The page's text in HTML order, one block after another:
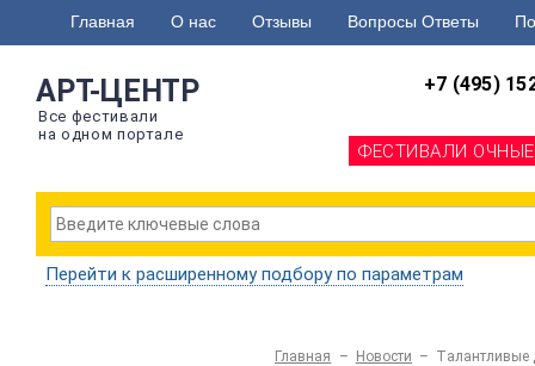
Главная О нас Отзывы Вопросы Ответы
АРТ-ЦЕНТР
Все фестивали
на одном портале
+7 (495)
ФЕСТИВАЛИ ОЧНЫЕ
Перейти к расширенному подбору по параметрам
Главная – Новости – Талантливые